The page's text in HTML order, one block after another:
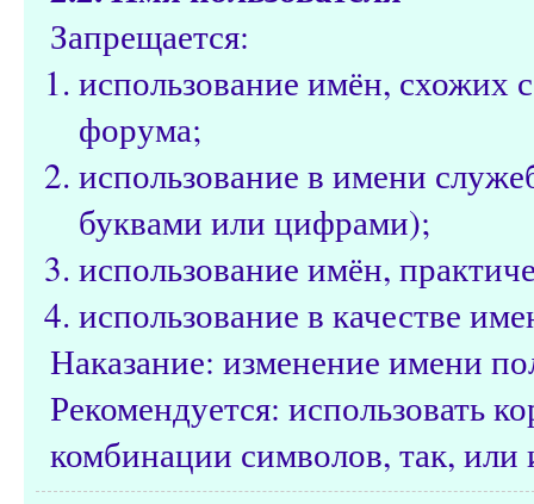
Запрещается:
использование имён, схожих
форума;
использование в имени
буквами или цифрами);
использование имён,
использование в качестве
Наказание: изменение имени
Рекомендуется: использовать
комбинации символов, так, или